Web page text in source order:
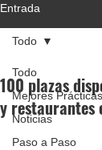
Entrada
Todo
Mejores Prácticas
Noticias
Paso a Paso
Todo
100 plazas
y restaurantes